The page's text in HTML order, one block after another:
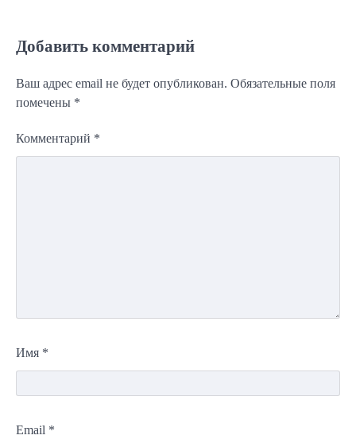
Добавить комментарий
Ваш адрес email не будет опубликован. Обязательные поля
помечены *
Комментарий *
Имя *
Email *